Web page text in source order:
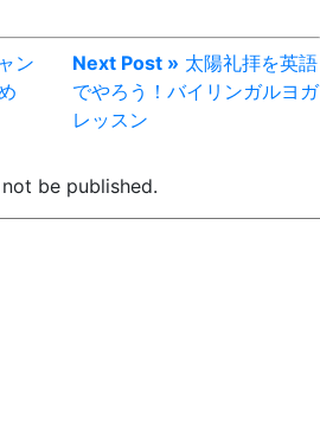
ン
Next Post » 太陽礼拝を英語
でやろう！バイリンガルヨガ
レッスン
be published.